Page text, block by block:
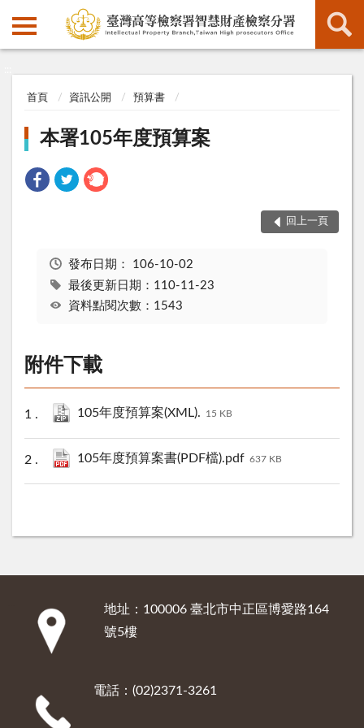
首頁 資訊公開 預算書
本署105年度預算案
回上一頁
發布日期： 106-10-02
最後更新日期：110-11-23
資料點閱次數：1543
附件下載
105年度預算案(XML). 15 KB
105年度預算案書(PDF檔).pdf 637 KB
地址：100006 臺北市中正區博愛路164
號5樓
電話：(02)2371-3261